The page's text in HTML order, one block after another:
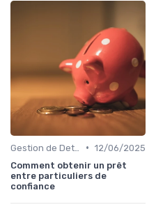
• 12/06/2025
Comment obtenir un prêt
entre particuliers de
confiance